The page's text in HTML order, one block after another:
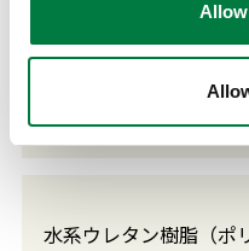
三井ペット™／三井
水系ウレタン樹脂（ポ